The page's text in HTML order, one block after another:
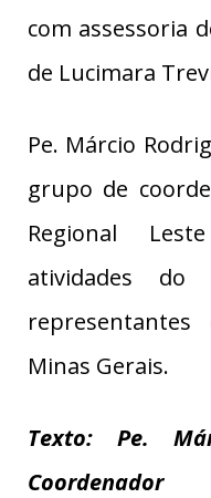
com assessoria
de Lucimara
Pe. Márcio
grupo de
Regional
atividades do
Minas Gerais.
Texto: Pe.
Coordenador